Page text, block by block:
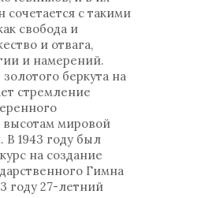
с такими
свобода и
и отвага,
и намерений.
беркута на
стремление
высотам мировой
В 1943 году был
на создание
Гимна
году 27-летний